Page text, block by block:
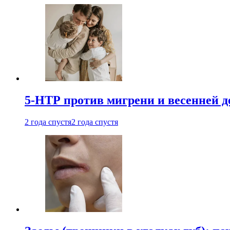
5-НТР против мигрени и весенней
2 года спустя2 года спустя